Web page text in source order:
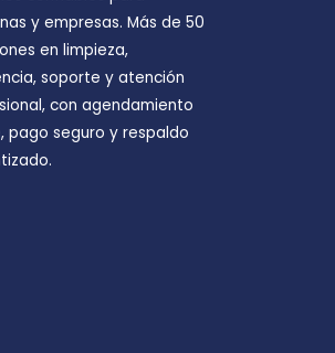
y empresas. Más de 50
en limpieza,
soporte y atención
con agendamiento
pago seguro y respaldo